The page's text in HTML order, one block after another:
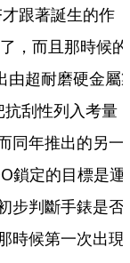
跟著誕生的作
，而且那時候的
由超耐磨硬金屬
刮性列入考量
同年推出的另一
鎖定的目標是運
步判斷手錶是否
時候第一次出現